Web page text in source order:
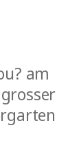
am